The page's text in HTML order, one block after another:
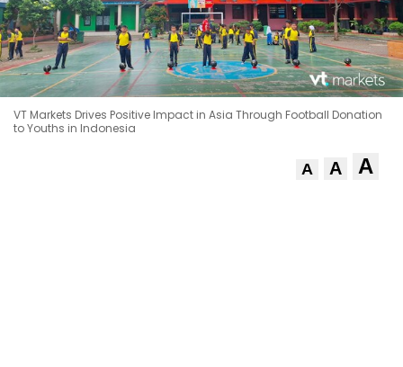
VT Markets Drives Positive Impact in Asia Through Football Donation
to Youths in Indonesia
A A A